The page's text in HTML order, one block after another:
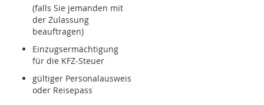
(falls Sie jemanden mit
der Zulassung
beauftragen)
Einzugsermächtigung
für die KFZ-Steuer
gültiger Personalausweis
oder Reisepass